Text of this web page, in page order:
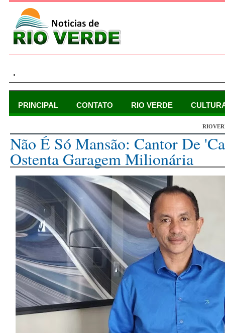
.
PRINCIPAL CONTATO RIO VERDE
Não É Só Mansão: Cantor De
Ostenta Garagem Milionária